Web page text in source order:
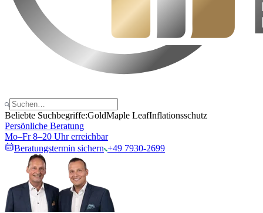
Beliebte Suchbegriffe:GoldMaple LeafInflationsschutz
Persönliche Beratung
Mo–Fr 8–20 Uhr erreichbar
Beratungstermin sichern +49 7930-2699